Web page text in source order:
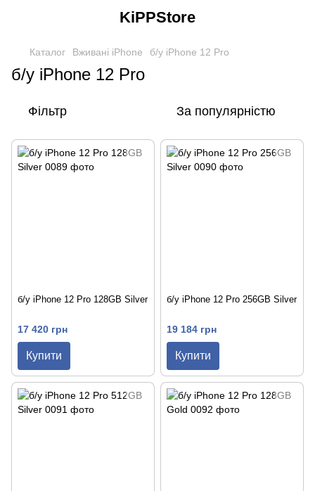
KiPPStore
Каталог Вживані iPhone б/у iPhone 12 Pro
б/у iPhone 12 Pro
Фільтр За популярністю
б/у iPhone 12 Pro 128GB Silver
17 420 грн
Купити
б/у iPhone 12 Pro 256GB Silver
19 184 грн
Купити